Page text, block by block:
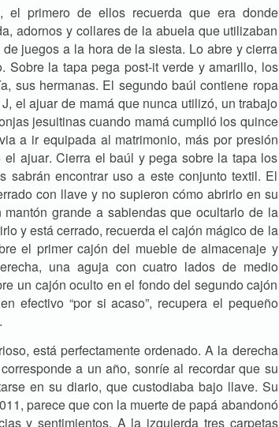
el primero de ellos recuerda que era donde
adornos y collares de la abuela que utilizaban
juegos a la hora de la siesta. Lo abre y cierra
Sobre la tapa pega post-it verde y amarillo, los
sus hermanas. El segundo baúl contiene ropa
el ajuar de mamá que nunca utilizó, un trabajo
jesuitinas cuando mamá cumplió los quince
a ir equipada al matrimonio, más por presión
ajuar. Cierra el baúl y pega sobre la tapa los
sabrán encontrar uso a este conjunto textil. El
con llave y no supieron cómo abrirlo en su
grande a sabiendas que ocultarlo de la
y está cerrado, recuerda el cajón mágico de la
el primer cajón del mueble de almacenaje y
una aguja con cuatro lados de medio
un cajón oculto en el fondo del segundo cajón
efectivo “por si acaso”, recupera el pequeño
está perfectamente ordenado. A la derecha
a un año, sonríe al recordar que su
en su diario, que custodiaba bajo llave. Su
parece que con la muerte de papá abandonó
y sentimientos. A la izquierda tres carpetas